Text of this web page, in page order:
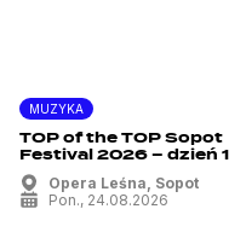
MUZYKA
TOP of the TOP Sopot
Festival 2026 – dzień 1
Opera Leśna, Sopot
pon., 24.08.2026